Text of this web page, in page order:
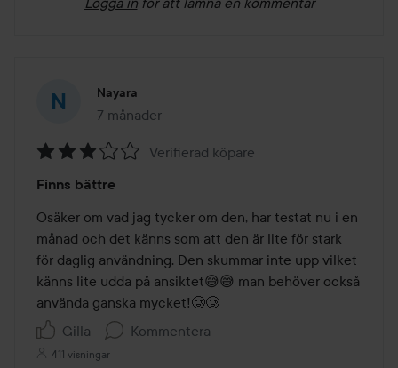
Nayara
7 månader
Inlägget skapades 7 månader
3
av
5
Verifierad köpare
Finns bättre
Osäker om vad jag tycker om den, har testat nu i en
månad och det känns som att den är lite för stark
för daglig användning. Den skummar inte upp vilket
känns lite udda på ansiktet😅😅 man behöver också
använda ganska mycket!🥲🥲
Gilla
Kommentera
411 visningar